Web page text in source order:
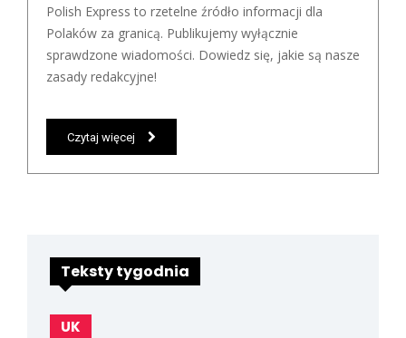
Polish Express to rzetelne źródło informacji dla
Polaków za granicą. Publikujemy wyłącznie
sprawdzone wiadomości. Dowiedz się, jakie są nasze
zasady redakcyjne!
Czytaj więcej
Teksty tygodnia
UK